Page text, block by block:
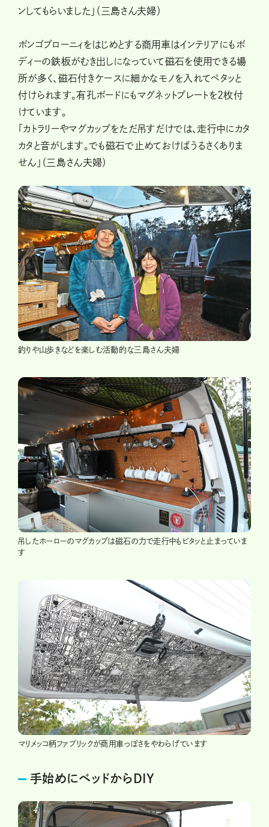
ンしてもらいました」（三島さん夫婦）
ボンゴブローニィをはじめとする商用車はインテリアにもボ
ディーの鉄板がむき出しになっていて磁石を使用できる場
所が多く、磁石付きケースに細かなモノを入れてペタッと
付けられます。有孔ボードにもマグネットプレートを2枚付
けています。
「カトラリーやマグカップをただ吊すだけでは、走行中にカタ
カタと音がします。でも磁石で止めておけばうるさくありま
せん」（三島さん夫婦）
釣りや山歩きなどを楽しむ活動的な三島さん夫婦
吊したホーローのマグカップは磁石の力で走行中もピタッと止まっていま
す
マリメッコ柄ファブリックが商用車っぽさをやわらげています
手始めにベッドからDIY